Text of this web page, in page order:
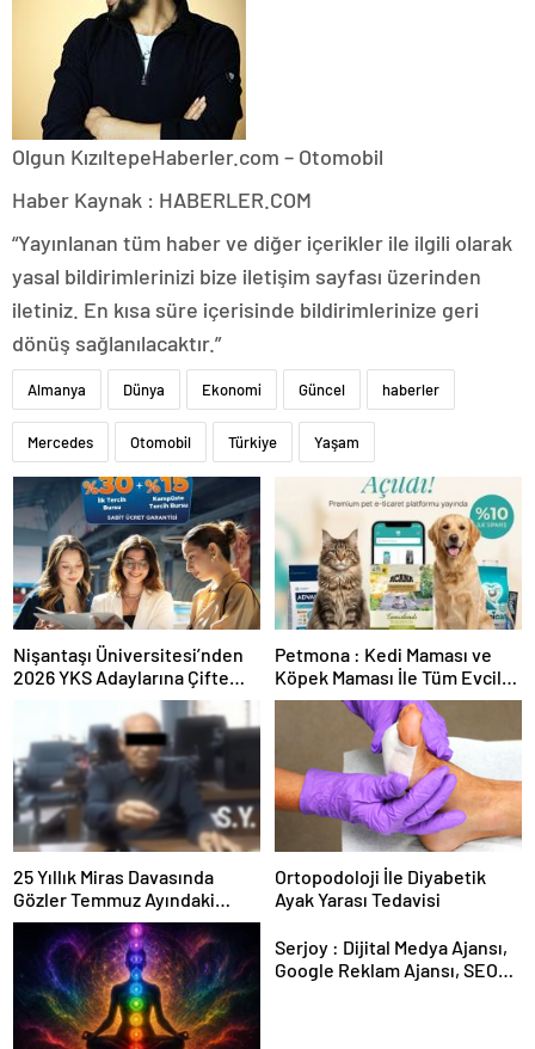
Olgun KızıltepeHaberler.com – Otomobil
Haber Kaynak : HABERLER.COM
“Yayınlanan tüm haber ve diğer içerikler ile ilgili olarak
yasal bildirimlerinizi bize iletişim sayfası üzerinden
iletiniz. En kısa süre içerisinde bildirimlerinize geri
dönüş sağlanılacaktır.”
Almanya Dünya Ekonomi Güncel haberler
Mercedes Otomobil Türkiye Yaşam
Nişantaşı Üniversitesi’nden
2026 YKS Adaylarına Çifte
Güvence: Sabit Ücret ve
Kesintisiz Burs
Petmona : Kedi Maması ve
Köpek Maması İle Tüm Evcil
Hayvan Ürünleri
25 Yıllık Miras Davasında
Gözler Temmuz Ayındaki
Karar Duruşmasına Çevrildi
Ortopodoloji İle Diyabetik
Ayak Yarası Tedavisi
Serjoy : Dijital Medya Ajansı,
Google Reklam Ajansı, SEO